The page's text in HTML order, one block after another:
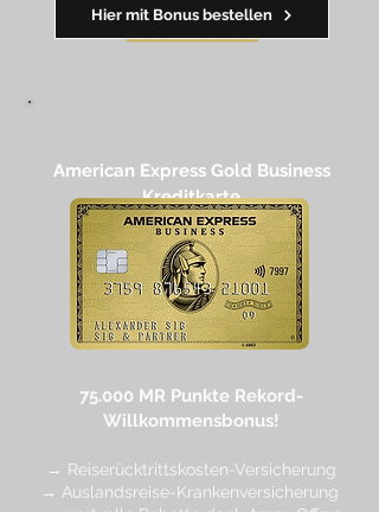
━━━━━━━
Hier mit Bonus bestellen
American Express Gold Business
Kreditkarte​
75.000 MR Punkte Rekord-
Willkommensbonus!
→ Reiserücktrittskosten-Versicherung
→ Auslandsreise-Krankenversicherung
→ wertvolle Rabatte dank Amex Offers